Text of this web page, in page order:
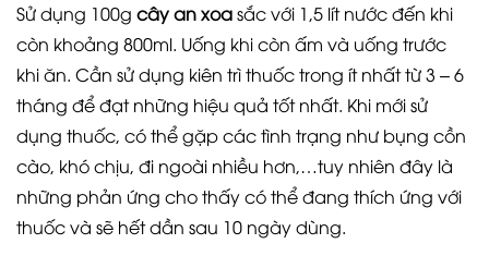
Sử dụng 100g cây an xoasắc với 1,5 lít nước đến khi
còn khoảng 800ml. Uống khi còn ấm và uống trước
khi ăn. Cần sử dụng kiên trì thuốc trong ít nhất từ 3 – 6
tháng để đạt những hiệu quả tốt nhất. Khi mới sử
dụng thuốc, có thể gặp các tình trạng như bụng cồn
cào, khó chịu, đi ngoài nhiều hơn,…tuy nhiên đây là
những phản ứng cho thấy có thể đang thích ứng với
thuốc và sẽ hết dần sau 10 ngày dùng.